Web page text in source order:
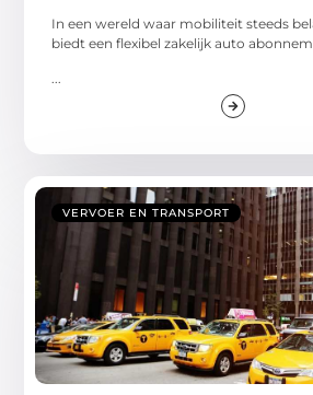
In een wereld waar mobiliteit steeds
biedt een flexibel zakelijk auto
...
VERVOER EN TRANSPORT